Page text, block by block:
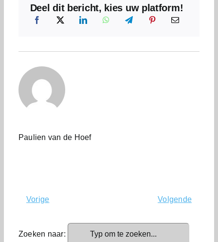
Deel dit bericht, kies uw platform!
Paulien van de Hoef
Vorige Volgende
Zoeken naar: